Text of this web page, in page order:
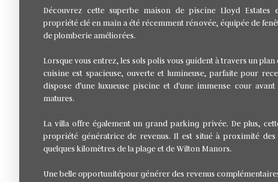
Découvrez cette superbe maison de piscine Lloyd Estates
propriété clé en main a été récemment rénovée, équipée de
de plomberie améliorées.
Lorsque vous entrez, les sols polis vous guident à travers un
cuisine est spacieuse, ouverte et lumineuse, parfaite pour
dispose d'une luxueuse piscine et d'une immense cour
matures.
La villa offre également un grand parking privée. De plus,
propriété génératrice de revenus. Il est situé à proximité des
quelques kilomètres de la plage et de Wilton Manors.
Une belle opportunitépour générer des revenus